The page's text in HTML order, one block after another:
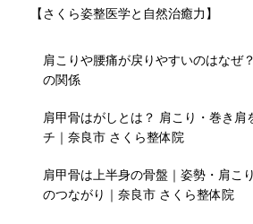
【さくら姿整医学と自然治癒力】
肩こりや腰痛が戻りやすいのはなぜ
の関係
肩甲骨はがしとは？ 肩こり・巻き肩
チ｜奈良市 さくら整体院
肩甲骨は上半身の骨盤｜姿勢・肩こ
のつながり｜奈良市 さくら整体院